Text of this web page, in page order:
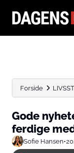
Forside
Gode
ferdige
Sofie Hansen•